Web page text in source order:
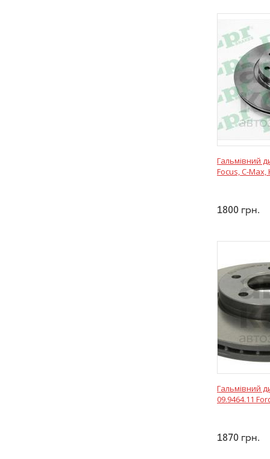
Гальмівний
Focus, C-Max,
1800 грн.
Гальмівний
09.9464.11
1870 грн.